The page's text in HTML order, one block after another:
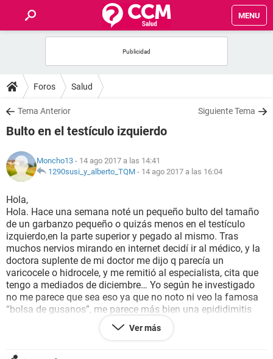
MENU
FOROS
SALUD
NUTRICIÓN
BIENESTAR
SEXUALIDAD
GLOSARIO
Foros Salud
Tema Anterior Siguiente Tema
Bulto en el testículo izquierdo
Moncho13 - 14 ago 2017 a las 14:41
1290susi_y_alberto_TQM - 14 ago 2017 a las 16:04
Hola,
Hola. Hace una semana noté un pequeño bulto del tamaño
de un garbanzo pequeño o quizás menos en el testículo
izquierdo,en la parte superior y pegado al mismo. Tras
muchos nervios mirando en internet decidí ir al médico, y la
doctora suplente de mi doctor me dijo q parecía un
varicocele o hidrocele, y me remitió al especialista, cita que
tengo a mediados de diciembre… Yo según he investigado
no me parece que sea eso ya que no noto ni veo la famosa
“bolsa de gusanos”, me parece más bien una epididimitis
según he podido leer. Acá viene ahora mi pregunta, hay
veces que no noto el bultito, y palpando lo encuentro en la
Ver más